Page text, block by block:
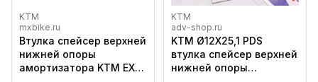
KTM
mxbike.ru
Втулка спейсер верхней
нижней опоры
амортизатора KTM EXC
KTM
adv-shop.ru
KTM Ø12X25,1 PDS
втулка спейсер верхней
нижней опоры